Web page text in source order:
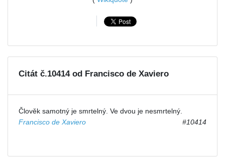
Citát č.10414 od Francisco de Xaviero
Člověk samotný je smrtelný. Ve dvou je nesmrtelný.
Francisco de Xaviero
#10414